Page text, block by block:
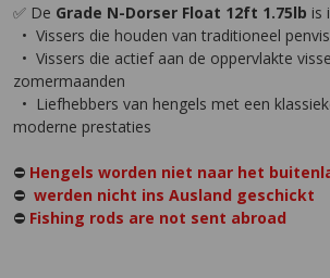
✅ De Grade N-Dorser Float 12ft 1.75lb is
• Vissers die houden van traditioneel
• Vissers die actief aan de oppervlakte
zomermaanden
• Liefhebbers van hengels met een
moderne prestaties
⛔️ Hengels worden niet naar het
⛔️ werden nicht ins Ausland geschickt
⛔️ Fishing rods are not sent abroad